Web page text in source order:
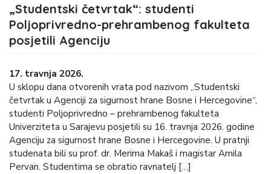
„Studentski četvrtak“: studenti
Poljoprivredno-prehrambenog fakulteta
posjetili Agenciju
17. travnja 2026.
U sklopu dana otvorenih vrata pod nazivom „Studentski
četvrtak u Agenciji za sigurnost hrane Bosne i Hercegovine“,
studenti Poljoprivredno – prehrambenog fakulteta
Univerziteta u Sarajevu posjetili su 16. travnja 2026. godine
Agenciju za sigurnost hrane Bosne i Hercegovine. U pratnji
studenata bili su prof. dr. Merima Makaš i magistar Amila
Pervan. Studentima se obratio ravnatelj […]